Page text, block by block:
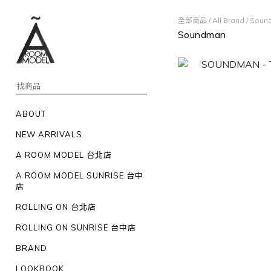
ABOUT
NEW ARRIVALS
A ROOM MODEL 台北店
A ROOM MODEL SUNRISE 台中
店
ROLLING ON 台北店
ROLLING ON SUNRISE 台中店
BRAND
LOOKBOOK
全部商品 /All Brand /
Soundman